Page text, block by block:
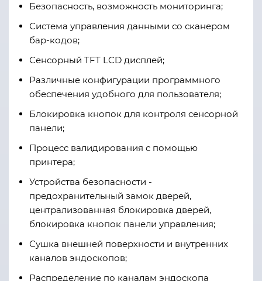
Безопасность, возможность мониторинга;
Система управления данными со сканером
бар-кодов;
Сенсорный TFT LCD дисплей;
Различные конфигурации программного
обеспечения удобного для пользователя;
Блокировка кнопок для контроля сенсорной
панели;
Процесс валидирования с помощью
принтера;
Устройства безопасности -
предохранительный замок дверей,
централизованная блокировка дверей,
блокировка кнопок панели управления;
Сушка внешней поверхности и внутренних
каналов эндоскопов;
Распределение по каналам эндоскопа